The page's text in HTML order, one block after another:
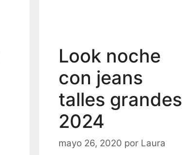
Look noche
con jeans
talles grandes
2024
mayo 26, 2020 por Laura